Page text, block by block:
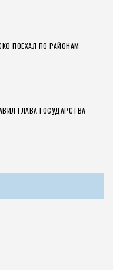
ПОЕХАЛ ПО РАЙОНАМ
ГЛАВА ГОСУДАРСТВА